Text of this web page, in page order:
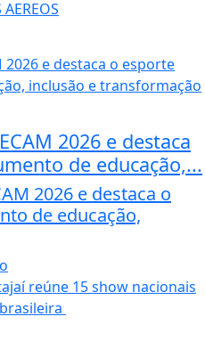
2026 e destaca
de educação,...
2026 e destaca o
de educação,